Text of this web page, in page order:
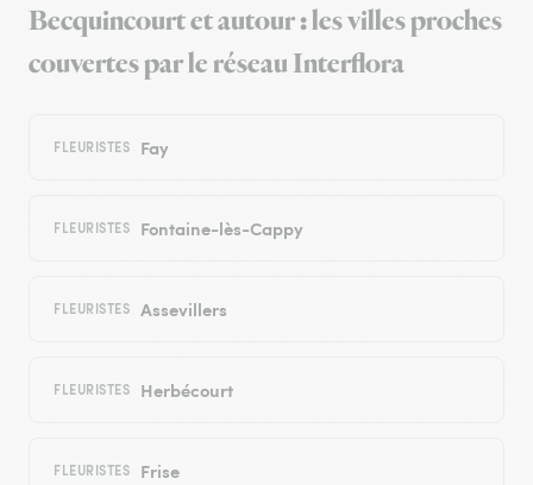
Becquincourt et autour : les villes proches
couvertes par le réseau Interflora
FLEURISTES Fay
FLEURISTES Fontaine-lès-Cappy
FLEURISTES Assevillers
FLEURISTES Herbécourt
FLEURISTES Frise